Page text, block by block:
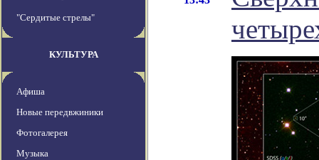
"Сердитые стрелы"
КУЛЬТУРА
Афиша
Новые передвжиники
Фотогалерея
Музыка